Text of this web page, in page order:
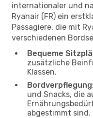
internationaler und
Ryanair (FR) ein
Passagiere, die mit
verschiedenen
Bequeme
zusätzliche
Klassen.
und Snacks, die
abgestimmt sind.